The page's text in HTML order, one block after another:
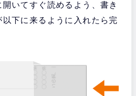
いてすぐ読めるよう、書き
以下に来るように入れたら完